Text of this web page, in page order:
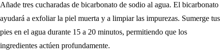
Añade tres cucharadas de bicarbonato de sodio al agua. El bicarbonato
ayudará a exfoliar la piel muerta y a limpiar las impurezas. Sumerge tus
pies en el agua durante 15 a 20 minutos, permitiendo que los
ingredientes actúen profundamente.